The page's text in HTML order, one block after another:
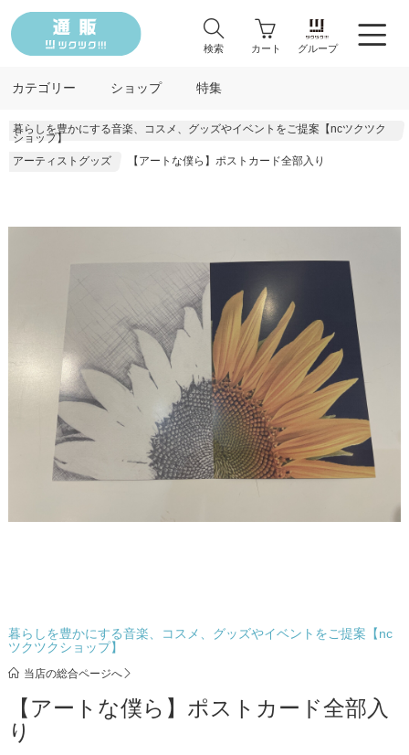
検索 カート グループ
カテゴリー ショップ 特集
暮らしを豊かにする音楽、コスメ、グッズやイベントをご提案【ncツクツク
ショップ】
アーティストグッズ
【アートな僕ら】ポストカード全部入り
暮らしを豊かにする音楽、コスメ、グッズやイベントをご提案【nc
ツクツクショップ】
当店の総合ページへ
【アートな僕ら】ポストカード全部入
り